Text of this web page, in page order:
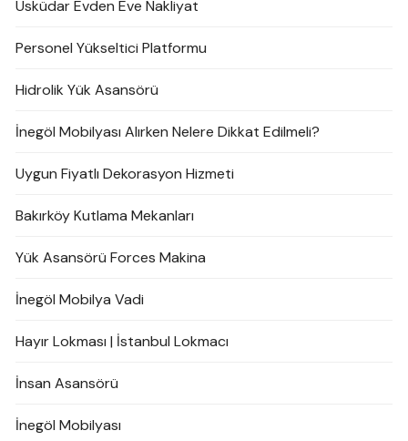
Üsküdar Evden Eve Nakliyat
Personel Yükseltici Platformu
Hidrolik Yük Asansörü
İnegöl Mobilyası Alırken Nelere Dikkat Edilmeli?
Uygun Fiyatlı Dekorasyon Hizmeti
Bakırköy Kutlama Mekanları
Yük Asansörü Forces Makina
İnegöl Mobilya Vadi
Hayır Lokması | İstanbul Lokmacı
İnsan Asansörü
İnegöl Mobilyası